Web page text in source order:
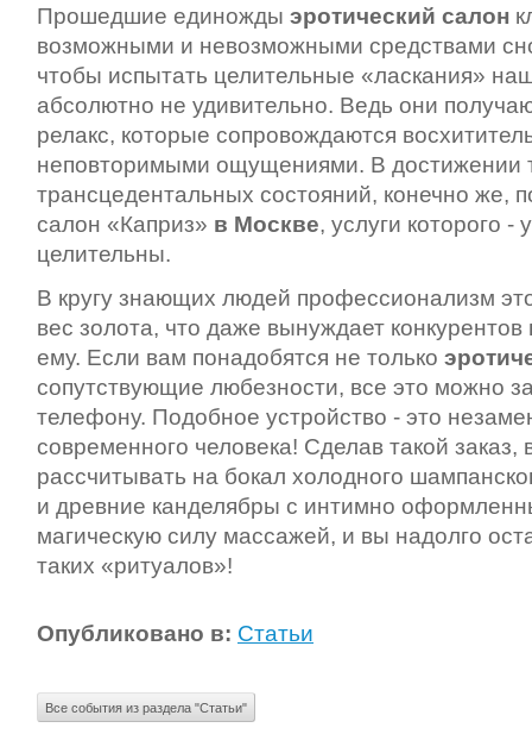
Прошедшие единожды эротический салон
возможными и невозможными средствами
чтобы испытать целительные «ласкания»
абсолютно не удивительно. Ведь они
релакс, которые сопровождаются
неповторимыми ощущениями. В достижении
трансцедентальных состояний, конечно же,
салон «Каприз» в Москве, услуги которого
целительны.
В кругу знающих людей профессионализм
вес золота, что даже вынуждает
ему. Если вам понадобятся не только
сопутствующие любезности, все это можно
телефону. Подобное устройство - это
современного человека! Сделав такой
рассчитывать на бокал холодного
и древние канделябры с интимно
магическую силу массажей, и вы надолго
таких «ритуалов»!
Опубликовано в: Статьи
Все события из раздела "Статьи"